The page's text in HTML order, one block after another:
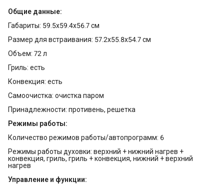
Общие данные:
Габариты: 59.5х59.4х56.7 см
Размер для встраивания: 57.2х55.8х54.7 см
Объем: 72 л
Гриль: есть
Конвекция: есть
Самоочистка: очистка паром
Принадлежности: противень, решетка
Режимы работы:
Количество режимов работы/автопрограмм: 6
Режимы работы духовки: верхний + нижний нагрев +
конвекция, гриль, гриль + конвекция, нижний + верхний
нагрев
Управление и функции: